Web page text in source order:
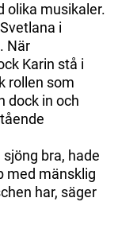
olika musikaler.
i
När
Karin stå i
rollen som
dock in och
bra, hade
med mänsklig
har, säger